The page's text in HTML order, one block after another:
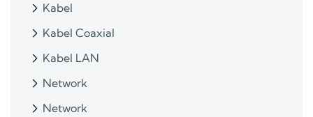
Kabel
Kabel Coaxial
Kabel LAN
Network
Network